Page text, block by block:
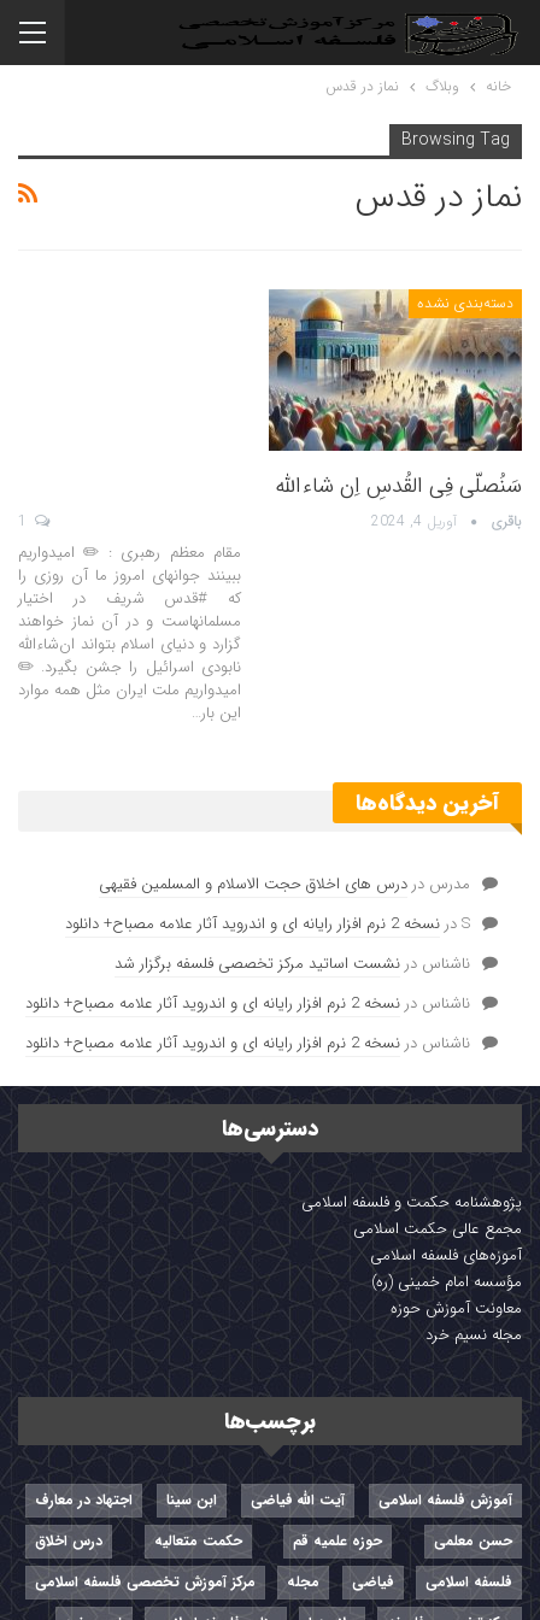
خانه وبلاگ نماز در قدس
Browsing Tag
نماز در قدس
دسته‌بندی نشده
سَنُصلّی فِی القُدسِ اِن شاءالله
باقری آوریل 4, 2024
مقام معظم رهبری : ✏️ امیدواریم
ببینند جوانهای امروز ما آن روزی را
که #قدس شریف در اختیار
مسلمانهاست و در آن نماز خواهند
گزارد و دنیای اسلام بتواند ان‌شاء‌اللّه
نابودی اسرائیل را جشن بگیرد. ✏️
امیدواریم ملت ایران مثل همه موارد
این بار…
آخرین دیدگاه‌ها
مدرس در درس های اخلاق حجت الاسلام و المسلمین فقیهی
Sدر نسخه 2 نرم افزار رایانه ای و اندروید آثار علامه مصباح+ دانلود
ناشناس در نشست اساتید مرکز تخصصی فلسفه برگزار شد
ناشناس در نسخه 2 نرم افزار رایانه ای و اندروید آثار علامه مصباح+ دانلود
ناشناس در نسخه 2 نرم افزار رایانه ای و اندروید آثار علامه مصباح+ دانلود
دسترسی‌ها
پژوهشنامه حکمت و فلسفه اسلامی
مجمع عالی حکمت اسلامی
آموزه‌های فلسفه اسلامی
مؤسسه امام خمینی (ره)
معاونت آموزش حوزه
مجله نسیم خرد
برچسب‌ها
آموزش فلسفه اسلامی آیت الله فیاضی ابن سینا
اجتهاد در معارف
حسن معلمی
حوزه علمیه قم حکمت متعالیه
درس اخلاق
فلسفه اسلامی
فیاضی مجله
مرکز آموزش تخصصی فلسفه اسلامی